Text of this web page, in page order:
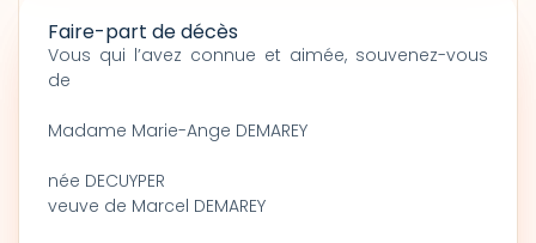
Faire-part de décès
Vous qui l’avez connue et aimée, souvenez-vous
de
Madame Marie-Ange DEMAREY
née DECUYPER
veuve de Marcel DEMAREY